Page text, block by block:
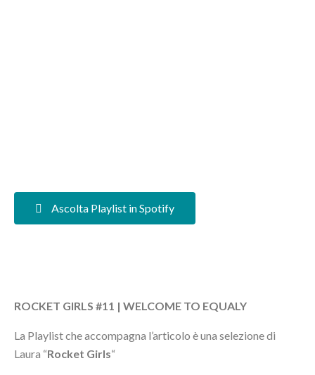
Ascolta Playlist in Spotify
ROCKET GIRLS #11 | WELCOME TO EQUALY
La Playlist che accompagna l’articolo è una selezione di
Laura “Rocket Girls“